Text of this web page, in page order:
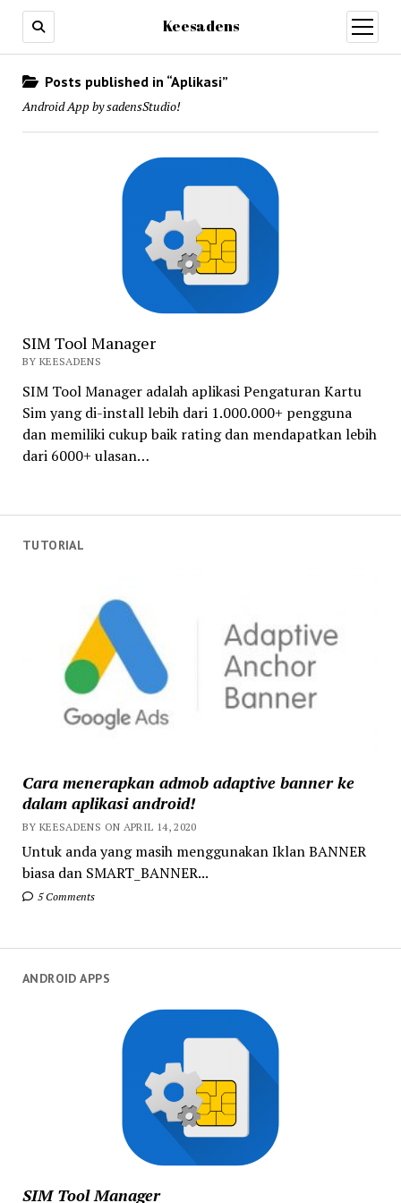
Keesadens
open
menu
TUTORIAL
Cara menerapkan admob adaptive banner ke
dalam aplikasi android!
BY KEESADENS ON APRIL 14, 2020
Untuk anda yang masih menggunakan Iklan BANNER
biasa dan SMART_BANNER...
5 Comments
Posts published in “Aplikasi”
Android App by sadensStudio!
SIM Tool Manager
BY KEESADENS
SIM Tool Manager adalah aplikasi Pengaturan Kartu
Sim yang di-install lebih dari 1.000.000+ pengguna
dan memiliki cukup baik rating dan mendapatkan lebih
dari 6000+ ulasan…
ANDROID APPS
SIM Tool Manager